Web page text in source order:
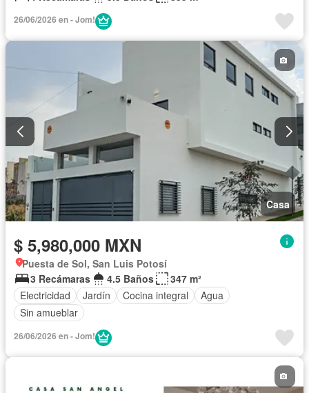
26/06/2026 en - Jom!
Casa
$ 5,980,000 MXN
Puesta de Sol, San Luis Potosí
3 Recámaras
4.5 Baños
347 m²
Electricidad
Jardín Cocina integral
Agua
Sin amueblar
26/06/2026 en - Jom!